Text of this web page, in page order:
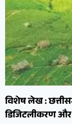
विशेष लेख :
डिजिटलीकरण और